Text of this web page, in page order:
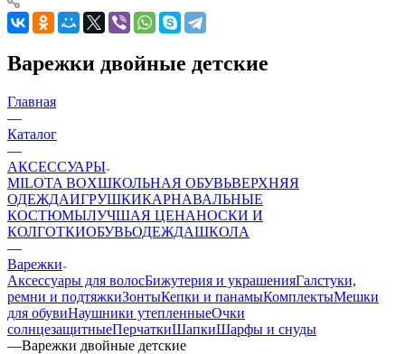
Варежки двойные детские
Главная
—
Каталог
—
АКСЕССУАРЫ
MILOTA BOXШКОЛЬНАЯ ОБУВЬВЕРХНЯЯ
ОДЕЖДАИГРУШКИКАРНАВАЛЬНЫЕ
КОСТЮМЫЛУЧШАЯ ЦЕНАНОСКИ И
КОЛГОТКИОБУВЬОДЕЖДАШКОЛА
—
Варежки
Аксессуары для волосБижутерия и украшенияГалстуки,
ремни и подтяжкиЗонтыКепки и панамыКомплектыМешки
для обувиНаушники утепленныеОчки
солнцезащитныеПерчаткиШапкиШарфы и снуды
—Варежки двойные детские